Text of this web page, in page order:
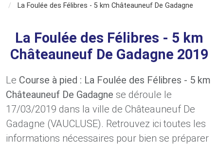
La Foulée des Félibres - 5 km Châteauneuf De Gadagne
La Foulée des Félibres - 5 km
Châteauneuf De Gadagne 2019
Le Course à pied : La Foulée des Félibres - 5 km
Châteauneuf De Gadagne se déroule le
17/03/2019 dans la ville de Châteauneuf De
Gadagne (VAUCLUSE). Retrouvez ici toutes les
informations nécessaires pour bien se préparer